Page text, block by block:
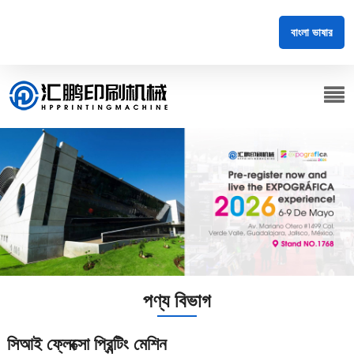
বাংলা ভাষার
পণ্য বিভাগ
সিআই ফ্লেক্সো প্রিন্টিং মেশিন